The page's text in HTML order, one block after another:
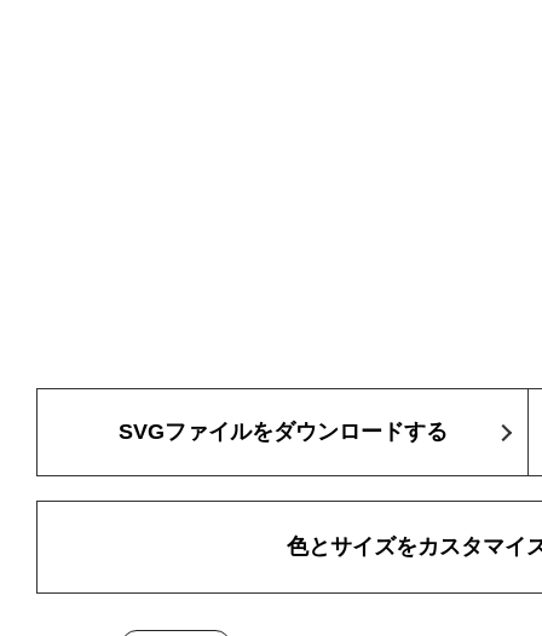
SVGファイルをダウンロードする
色とサイズをカスタマイ